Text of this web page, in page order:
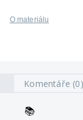
O materiálu
Komentáře (0)
📚